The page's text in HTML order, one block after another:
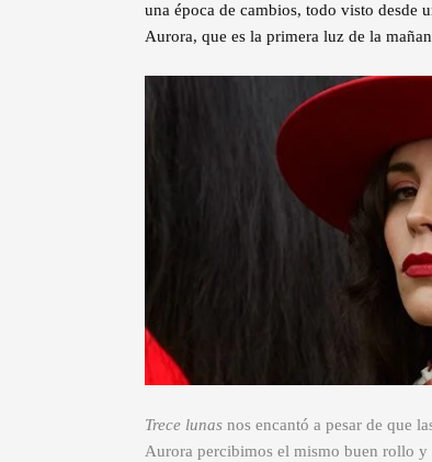
una época de cambios, todo visto desde
Aurora, que es la primera luz de la
Trece lunas nos encantó a pesar de que
Aurora percibimos el mismo buen rollo y